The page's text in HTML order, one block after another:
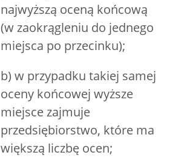
najwyższą oceną końcową
(w zaokrągleniu do jednego
miejsca po przecinku);
b) w przypadku takiej samej
oceny końcowej wyższe
miejsce zajmuje
przedsiębiorstwo, które ma
większą liczbę ocen;